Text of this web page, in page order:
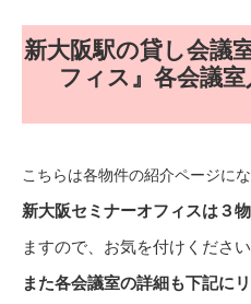
新大阪駅の貸し会議
フィス』各会議
こちらは各物件の紹介ページにな
新大阪セミナーオフィスは３
ますので、お気を付けください
また各会議室の詳細も下記に